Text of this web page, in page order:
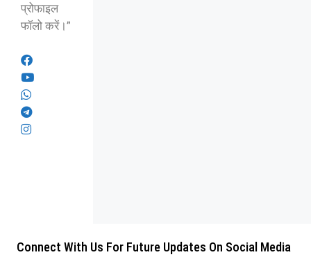
प्रोफाइल
फॉलो करें।”
Connect With Us For Future Updates On Social Media